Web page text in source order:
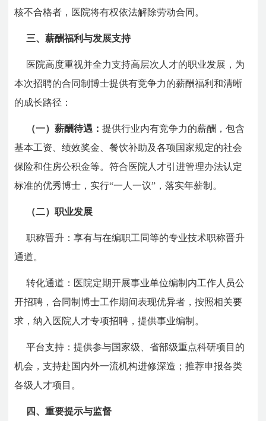
核不合格者，医院将有权依法解除劳动合同。
三、薪酬福利与发展支持
医院高度重视并全力支持高层次人才的职业发展，为
本次招聘的合同制博士提供有竞争力的薪酬福利和清晰
的成长路径：
（一）薪酬待遇：提供行业内有竞争力的薪酬，包含
基本工资、绩效奖金、餐饮补助及各项国家规定的社会
保险和住房公积金等。符合医院人才引进管理办法认定
标准的优秀博士，实行“一人一议”，落实年薪制。
（二）职业发展
职称晋升：享有与在编职工同等的专业技术职称晋升
通道。
转化通道：医院定期开展事业单位编制内工作人员公
开招聘，合同制博士工作期间表现优异者，按照相关要
求，纳入医院人才专项招聘，提供事业编制。
平台支持：提供参与国家级、省部级重点科研项目的
机会，支持赴国内外一流机构进修深造；推荐申报各类
各级人才项目。
四、重要提示与监督